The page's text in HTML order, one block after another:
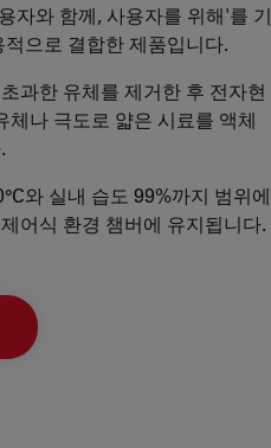
자와 함께, 사용자를 위해'를 기
으로 결합한 제품입니다.
과한 유체를 제거한 후 전자현
체나 극도로 얇은 시료를 액체
와 실내 습도 99%까지 범위에
어식 환경 챔버에 유지됩니다.